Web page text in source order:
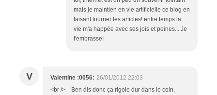
mais je maintien en vie artificielle ce blog en
faisant tourner les articles! entre temps la
vie m'a happée avec ses jois et peines... Je
t'embrasse!
V Valentine :0056: 26/01/2012 22:03
<br /> Ben dis donc ça rigole dur dans le coin,